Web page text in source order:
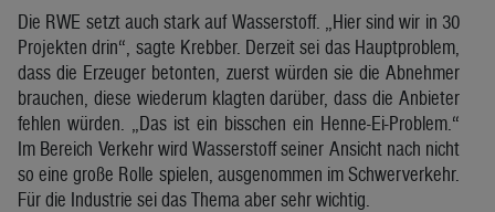
Die RWE setzt auch stark auf Wasserstoff. „Hier sind wir in 30
Projekten drin“, sagte Krebber. Derzeit sei das Hauptproblem,
dass die Erzeuger betonten, zuerst würden sie die Abnehmer
brauchen, diese wiederum klagten darüber, dass die Anbieter
fehlen würden. „Das ist ein bisschen ein Henne-Ei-Problem.“
Im Bereich Verkehr wird Wasserstoff seiner Ansicht nach nicht
so eine große Rolle spielen, ausgenommen im Schwerverkehr.
Für die Industrie sei das Thema aber sehr wichtig.